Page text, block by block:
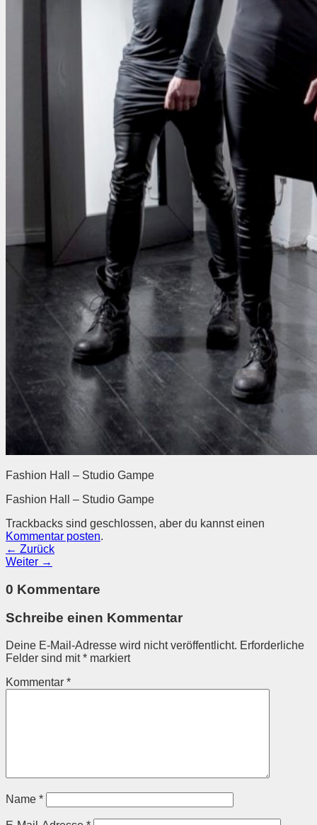
Fashion Hall – Studio Gampe
Fashion Hall – Studio Gampe
Trackbacks sind geschlossen, aber du kannst einen
Kommentar posten.
← Zurück
Weiter →
0 Kommentare
Schreibe einen Kommentar
Deine E-Mail-Adresse wird nicht veröffentlicht. Erforderliche
Felder sind mit* markiert
Kommentar *
Name *